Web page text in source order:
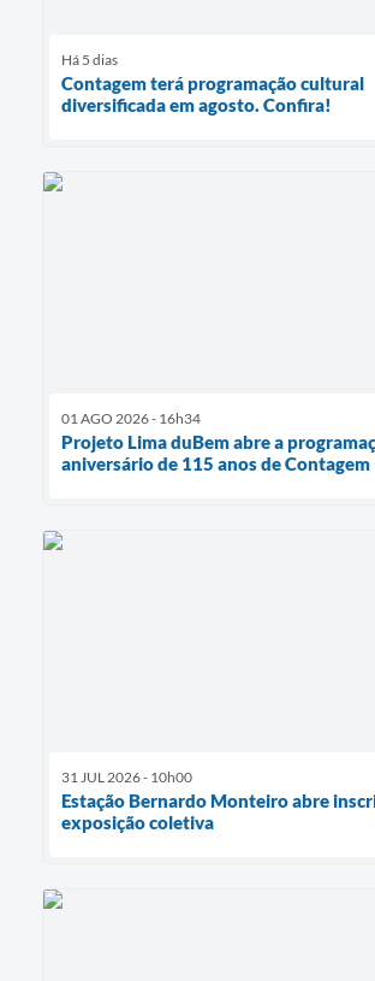
Há 5 dias
Contagem terá programação cultural
diversificada em agosto. Confira!
01 AGO 2026 - 16h34
Projeto Lima duBem abre a
aniversário de 115 anos de Contagem
31 JUL 2026 - 10h00
Estação Bernardo Monteiro abre
exposição coletiva